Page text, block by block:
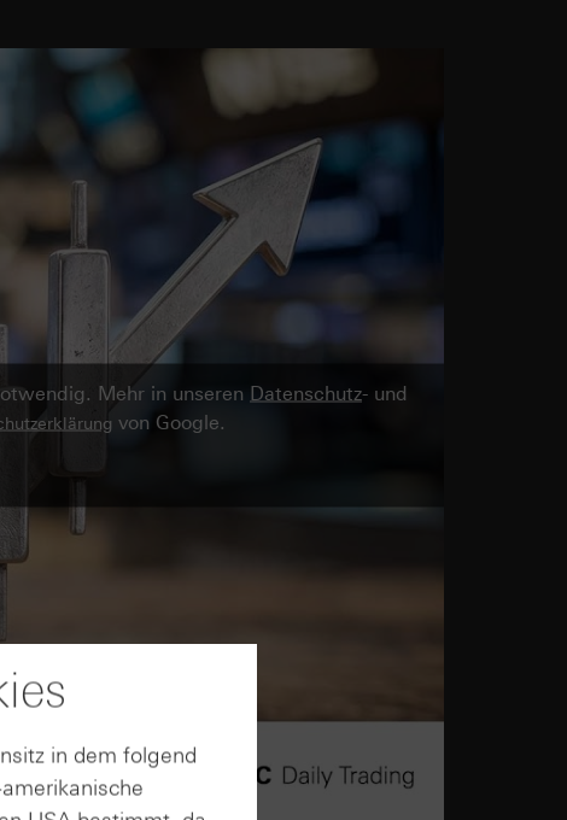
Mehr in unseren Datenschutz- und
von Google.
in dem folgend